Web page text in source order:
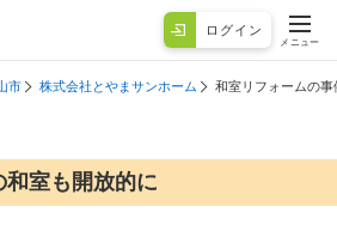
ログイン
メニュー
市 株式会社とやまサンホーム 和室リフォームの事
和室も開放的に